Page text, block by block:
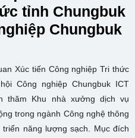
tỉnh Chungbuk
Chungbuk
Xúc tiến Công nghiệp Tri thức
Công nghiệp Chungbuk ICT
thăm Khu nhà xưởng dịch vụ
trong ngành Công nghệ thông
năng lượng sạch. Mục đích